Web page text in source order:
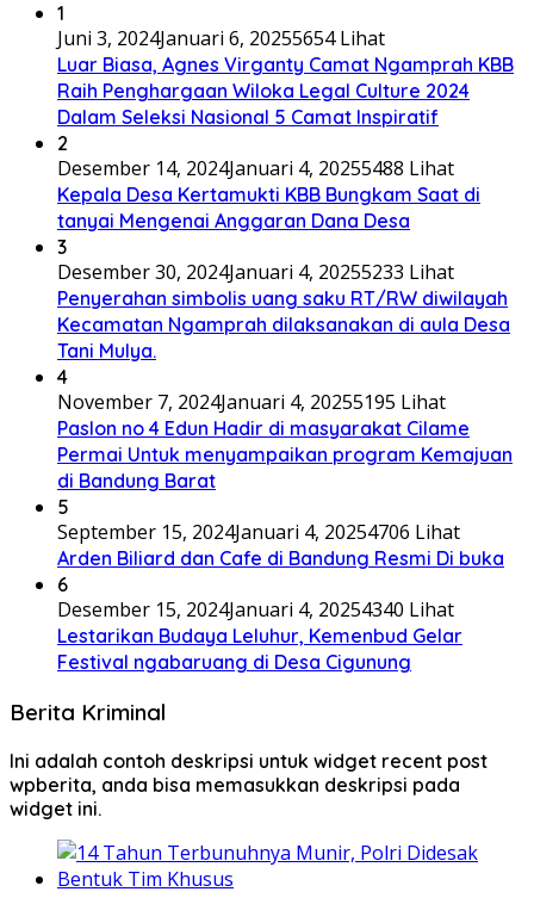
1
Juni 3, 2024Januari 6, 20255654 Lihat
Luar Biasa, Agnes Virganty Camat Ngamprah KBB
Raih Penghargaan Wiloka Legal Culture 2024
Dalam Seleksi Nasional 5 Camat Inspiratif
2
Desember 14, 2024Januari 4, 20255488 Lihat
Kepala Desa Kertamukti KBB Bungkam Saat di
tanyai Mengenai Anggaran Dana Desa
3
Desember 30, 2024Januari 4, 20255233 Lihat
Penyerahan simbolis uang saku RT/RW diwilayah
Kecamatan Ngamprah dilaksanakan di aula Desa
Tani Mulya.
4
November 7, 2024Januari 4, 20255195 Lihat
Paslon no 4 Edun Hadir di masyarakat Cilame
Permai Untuk menyampaikan program Kemajuan
di Bandung Barat
5
September 15, 2024Januari 4, 20254706 Lihat
Arden Biliard dan Cafe di Bandung Resmi Di buka
6
Desember 15, 2024Januari 4, 20254340 Lihat
Lestarikan Budaya Leluhur, Kemenbud Gelar
Festival ngabaruang di Desa Cigunung
Berita Kriminal
Ini adalah contoh deskripsi untuk widget recent post
wpberita, anda bisa memasukkan deskripsi pada
widget ini.